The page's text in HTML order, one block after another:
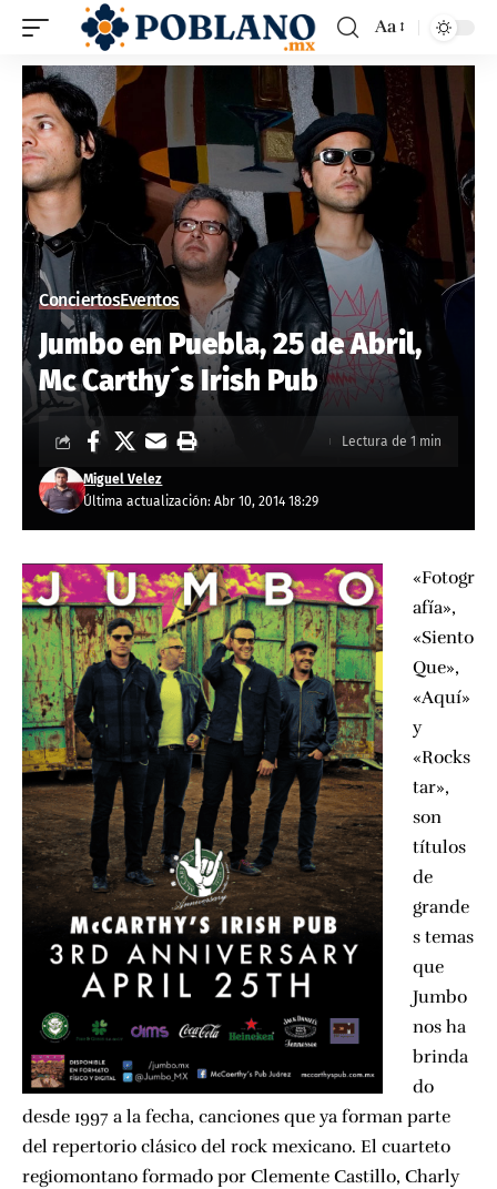
Aa
ConciertosEventos
Jumbo en Puebla, 25 de Abril,
Mc Carthy´s Irish Pub
Última actualización: Abr 10, 2014 18:29
Miguel Velez
Lectura de 1 min
«Fotogr
afía»,
«Siento
Que»,
«Aquí»
y
«Rocks
tar»,
son
títulos
de
grande
s temas
que
Jumbo
nos ha
brinda
do
desde 1997 a la fecha, canciones que ya forman parte
del repertorio clásico del rock mexicano. El cuarteto
regiomontano formado por Clemente Castillo, Charly